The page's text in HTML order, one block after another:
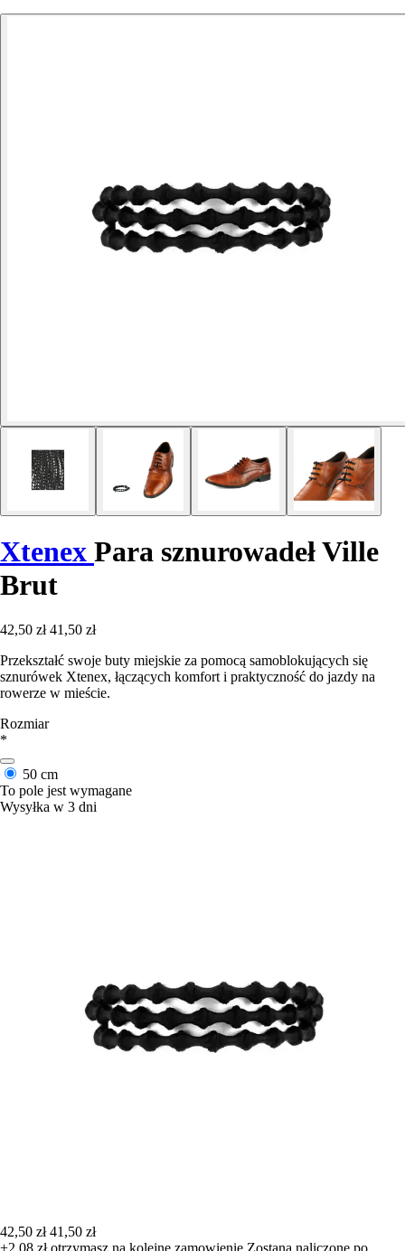
Xtenex Para sznurowadeł Ville
Brut
42,50 zł 41,50 zł
Przekształć swoje buty miejskie za pomocą samoblokujących się
sznurówek Xtenex, łączących komfort i praktyczność do jazdy na
rowerze w mieście.
Rozmiar
*
50 cm
To pole jest wymagane
Wysyłka w 3 dni
42,50 zł 41,50 zł
+2,08 złotrzymasz na kolejne zamowienie Zostana naliczone po